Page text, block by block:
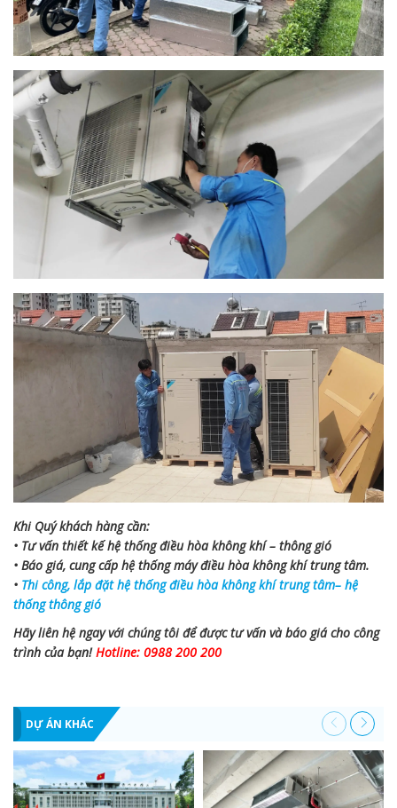
Khi Quý khách hàng cần:
• Tư vấn thiết kế hệ thống điều hòa không khí – thông gió
• Báo giá, cung cấp hệ thống máy điều hòa không khí trung tâm.
• Thi công, lắp đặt hệ thống điều hòa không khí trung tâm– hệ
thống thông gió
Hãy liên hệ ngay với chúng tôi để được tư vấn và báo giá cho công
trình của bạn!Hotline: 0988 200 200
DỰ ÁN KHÁC